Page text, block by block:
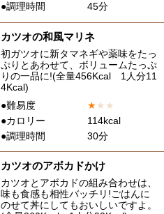
●調理時間
45分
カツオの和風マリネ
初ガツオに新タマネギや薬味をたっ
ぷりとあわせて、ボリュームたっぷ
りの一品に!(全量456Kcal 1人分11
4Kcal)
●難易度
★★ ★
●カロリー
114kcal
●調理時間
30分
カツオのアボカドかけ
カツオとアボカドの組み合わせは、
味も食感も相性バッチリ!ごはんに
のせて丼にしてもおいしいですよ。